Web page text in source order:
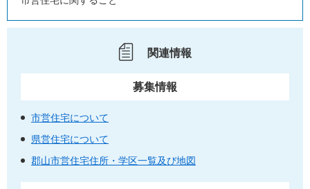
関連情報
募集情報
市営住宅について
県営住宅について
郡山市営住宅住所・学区一覧及び地図